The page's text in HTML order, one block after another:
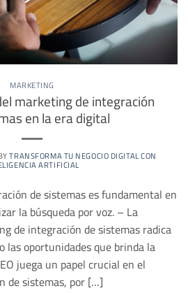
MARKETING
marketing de integración
en la era digital
TRANSFORMA TU NEGOCIO DIGITAL CON
ARTIFICIAL
de sistemas es fundamental en
la búsqueda por voz. – La
de integración de sistemas radica
las oportunidades que brinda la
juega un papel crucial en el
de sistemas, por […]